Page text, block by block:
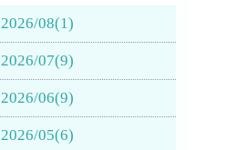
2026/08(1)
2026/07(9)
2026/06(9)
2026/05(6)